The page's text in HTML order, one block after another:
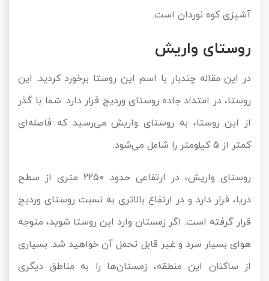
آشپزی کوه نوردان است.
روستای واریش
در این مقاله چندبار با اسم این روستا برخورد کردید. این
روستا، در امتداد جاده روستای وردیج قرار دارد. شما با گذر
از این روستا، به روستای واریش می‌رسید که فاصله‌ای
کمتر از 5 کیلومتر را شامل می‌شود.
روستای واریش، در ارتفاعی حدود 2250 متری از سطح
دریا، قرار دارد و در ارتفاع بالاتری به نسبت روستای وردیج
قرار گرفته است. اگر زمستان وارد این روستا شوید، متوجه
هوای بسیار سرد و غیر قابل تحمل آن خواهید شد. بسیاری
از ساکنان این منطقه، زمستان‌ها را به مناطق دیگری